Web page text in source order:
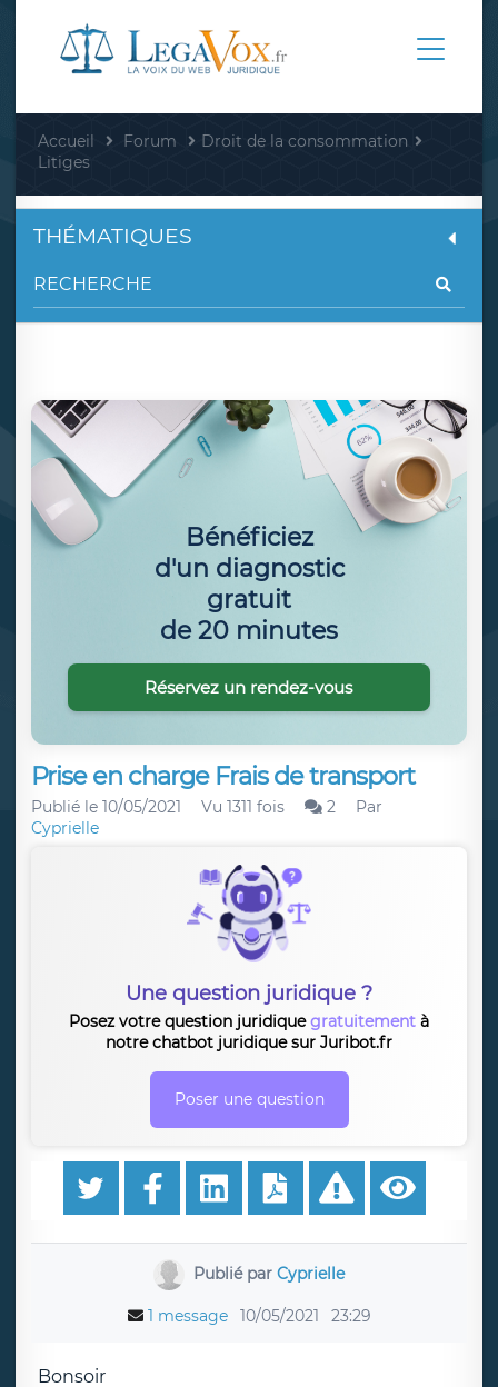
Accueil Forum
Droit de la consommation
Litiges
Prise en charge Frais de transport
Publié le 10/05/2021 Vu 1311 fois 2
Par
Cyprielle
Une question juridique ?
Posez votre question juridiquegratuitement à
notre chatbot juridique sur Juribot.fr
Poser une question
Publié par Cyprielle
1 message 10/05/2021 23:29
Bonsoir
THÉMATIQUES
Bénéficiez
d'un diagnostic
gratuit
de 20 minutes
Réservez un rendez-vous